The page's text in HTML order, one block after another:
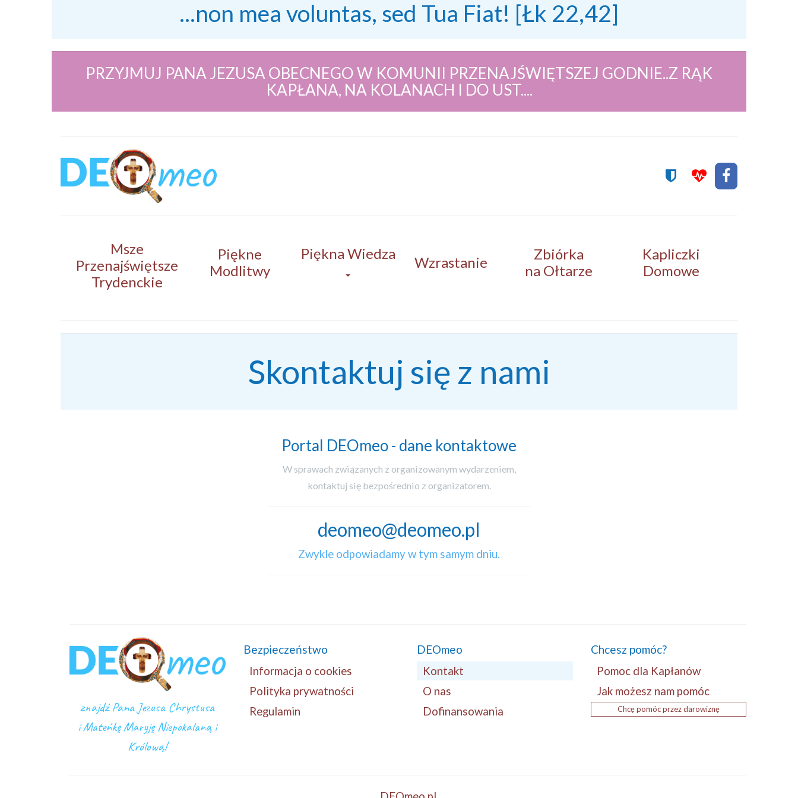
...non mea voluntas, sed Tua Fiat! [Łk 22,42]
PRZYJMUJ PANA JEZUSA OBECNEGO W KOMUNII PRZENAJŚWIĘTSZEJ GODNIE..Z RĄK
KAPŁANA, NA KOLANACH I DO UST....
Msze
Przenajświętsze
Trydenckie
Piękne
Modlitwy
Piękna Wiedza
Wzrastanie
Zbiórka
na Ołtarze
Kapliczki
Domowe
Skontaktuj się z nami
Portal DEOmeo - dane kontaktowe
W sprawach związanych z organizowanym wydarzeniem,
kontaktuj się bezpośrednio z organizatorem.
deomeo@deomeo.pl
Zwykle odpowiadamy w tym samym dniu.
znajdź Pana Jezusa Chrystusa
i Mateńkę Maryję Niepokalaną i
Królową!
Bezpieczeństwo
Informacja o cookies
Polityka prywatności
Regulamin
DEOmeo
Kontakt
O nas
Dofinansowania
Chcesz pomóc?
Pomoc dla Kapłanów
Jak możesz nam pomóc
Chcę pomóc przez darowiznę